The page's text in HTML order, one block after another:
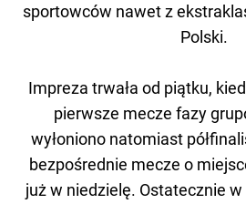
sportowców nawet z
Polski.
Impreza trwała od piątku,
pierwsze mecze fazy
wyłoniono natomiast
bezpośrednie mecze o
już w niedzielę. Ostatecznie